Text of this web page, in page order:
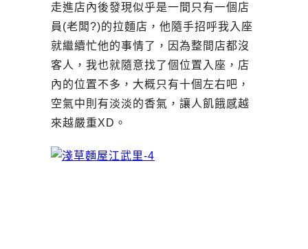
走進店內後發現似乎是一間只有一個店
員(老闆?)的拉麵店，他隨手招呼我入座
就繼續忙他的事情了，因為整間店都沒
客人，我也就隨意找了個位置入座，店
內的位置不多，大概只有十個左右吧，
空氣中則有淡淡的香氣，讓人飢餓感越
來越嚴重XD。